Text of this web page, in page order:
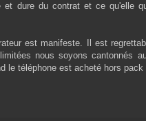
dure du contrat et ce qu'elle
est manifeste. Il est
nous soyons cantonnés
le téléphone est acheté hors pack